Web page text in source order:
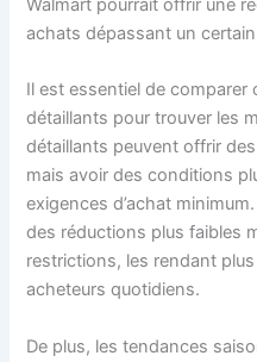
Walmart pourrait offrir une
achats dépassant un
Il est essentiel de
détaillants pour trouver les
détaillants peuvent offrir
mais avoir des conditions
exigences d’achat
des réductions plus faibles
restrictions, les rendant
acheteurs quotidiens.
De plus, les tendances